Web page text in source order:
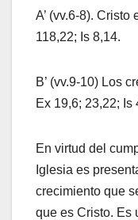
A’ (vv.6-8). Cristo
118,22; Is 8,14.
B’ (vv.9-10) Los
Ex 19,6; 23,22; Is
En virtud del
Iglesia es
crecimiento que
que es Cristo. Es